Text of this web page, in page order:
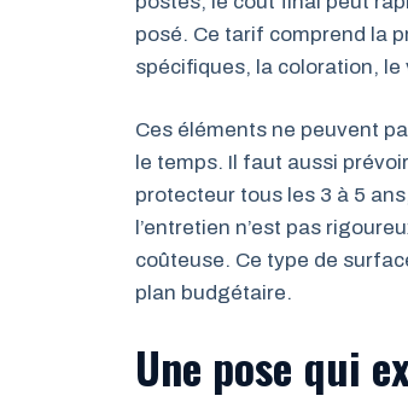
posé. Ce tarif comprend la
spécifiques, la coloration,
Ces éléments ne peuvent
le temps. Il faut aussi
protecteur tous les 3 à 5
l’entretien n’est pas
coûteuse. Ce type de
plan budgétaire.
Une pose qui